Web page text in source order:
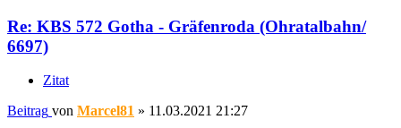
Re: KBS 572 Gotha - Gräfenroda (Ohratalbahn/
6697)
Zitat
Beitrag von Marcel81 » 11.03.2021 21:27